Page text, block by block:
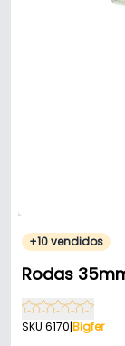
+10 vendidos
Rodas
SKU 6170|Bigfer